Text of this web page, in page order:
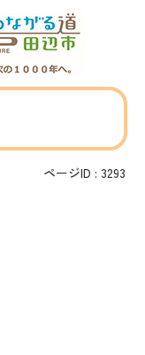
ページID : 3293